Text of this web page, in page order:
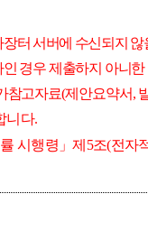
터 서버에 수신되지 않
경우 제출하지 아니
참고자료(제안요약서,
니다.
시행령 」제 5조(전자